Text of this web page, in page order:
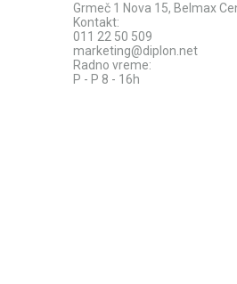
Grmeč 1 Nova 15, Belmax
Kontakt:
011 22 50 509
marketing@diplon.net
Radno vreme:
P - P 8 - 16h